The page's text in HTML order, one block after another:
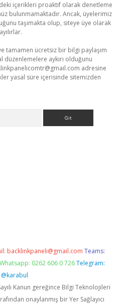
içerikleri proaktif olarak denetleme
bulunmamaktadır. Ancak, üyelerimiz
taşımakta olup, siteye üye olarak
tamamen ücretsiz bir bilgi paylaşım
aykırı olduğunu
adresine
yasal süre içerisinde sitemizden
backlinkpaneli@gmail.com Teams:
Whatsapp: 0262 606 0 726 Telegram:
@karabul
Kanun gereğince Bilgi Teknolojileri
onaylanmış bir Yer Sağlayıcı